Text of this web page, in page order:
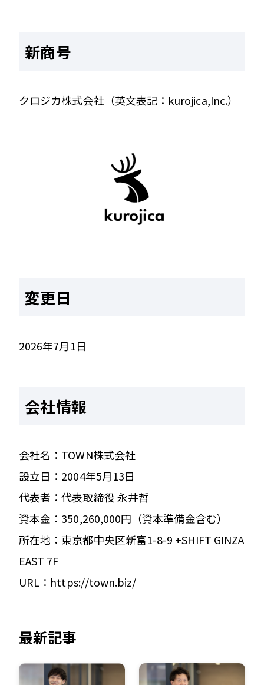
新商号
クロジカ株式会社（英文表記：kurojica,Inc.）
変更日
2026年7月1日
会社情報
会社名：TOWN株式会社
設立日：2004年5月13日
代表者：代表取締役 永井哲
資本金：350,260,000円（資本準備金含む）
所在地：東京都中央区新富1-8-9 +SHIFT GINZA
EAST 7F
URL：https://town.biz/
最新記事